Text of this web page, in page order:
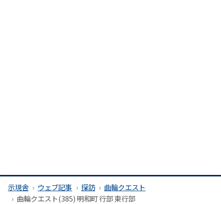
示現舎 ウェブ記事 探訪
曲輪クエスト
曲輪クエスト(385) 明和町 行部 東行部